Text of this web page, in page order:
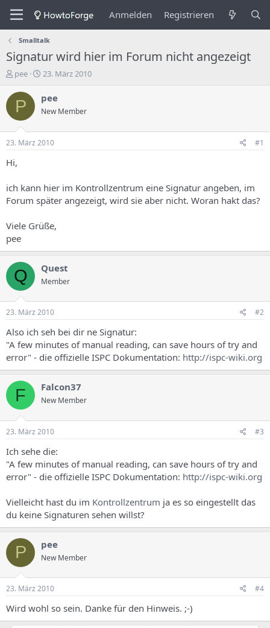
Anmelden Registrieren
Smalltalk
Signatur wird hier im Forum nicht angezeigt
E
s
e
e
r
d
s
T
e
m
pee
E
s
t
e
l
u
d
a
u
23. März 2010
P pee
New Member
23. März 2010 #1
Hi,
ich kann hier im Kontrollzentrum eine Signatur angeben, im
Forum später angezeigt, wird sie aber nicht. Woran hakt das?
Viele Grüße,
pee
Q Quest
Member
23. März 2010 #2
Also ich seh bei dir ne Signatur:
"A few minutes of manual reading, can save hours of try and
error" - die offizielle ISPC Dokumentation: http://ispc-wiki.org
F Falcon37
New Member
23. März 2010 #3
Ich sehe die:
"A few minutes of manual reading, can save hours of try and
error" - die offizielle ISPC Dokumentation: http://ispc-wiki.org
Vielleicht hast du im Kontrollzentrum ja es so eingestellt das
du keine Signaturen sehen willst?
P pee
New Member
23. März 2010 #4
Wird wohl so sein. Danke für den Hinweis. ;-)